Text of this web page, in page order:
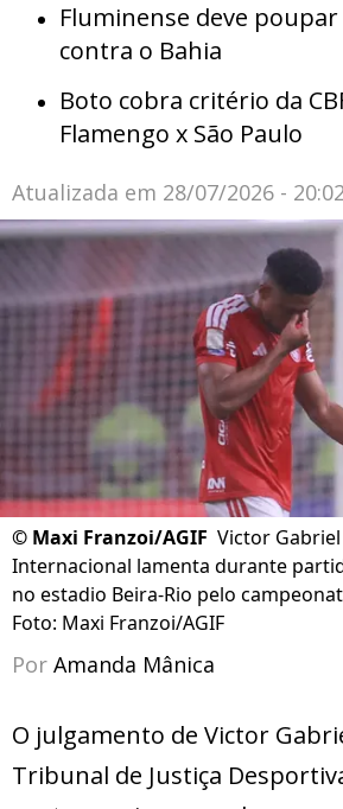
Fluminense deve poupar
contra o Bahia
Boto cobra critério da
Flamengo x São Paulo
Atualizada em 28/07/2026 -
© Maxi Franzoi/AGIF Victor
Internacional lamenta durante
no estadio Beira-Rio pelo
Foto: Maxi Franzoi/AGIF
Por Amanda Mânica
O julgamento de Victor
Tribunal de Justiça